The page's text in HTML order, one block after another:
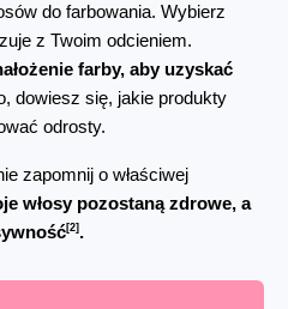
do farbowania. Wybierz
farby, aby uzyskać
dowiesz się, jakie produkty
odrosty.
zapomnij o właściwej
włosy pozostaną zdrowe, a
[2] .